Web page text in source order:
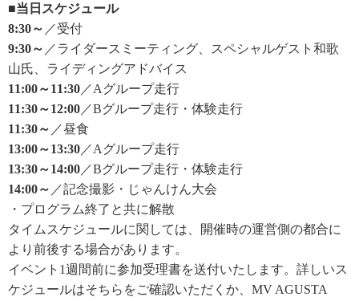
■当日スケジュール
8:30～ ／受付
9:30～ ／ライダースミーティング、スペシャルゲスト和歌
山氏、ライディングアドバイス
11:00～11:30 ／Aグループ走行
11:30～12:00 ／Bグループ走行・体験走行
11:30～ ／昼食
13:00～13:30 ／Aグループ走行
13:30～14:00 ／Bグループ走行・体験走行
14:00～ ／記念撮影・じゃんけん大会
・プログラム終了と共に解散
タイムスケジュールに関しては、開催時の運営側の都合に
より前後する場合があります。
イベント1週間前に参加受理書を送付いたします。詳しいス
ケジュールはそちらをご確認いただくか、MV AGUSTA